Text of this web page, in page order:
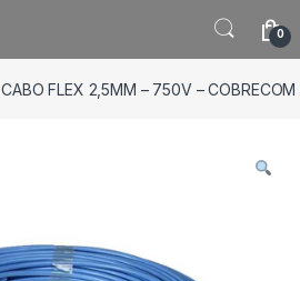
0
CABO FLEX 2,5MM – 750V –